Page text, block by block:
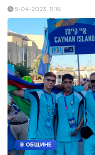
5-04-2023, 11:16
В ОБЩИНЕ